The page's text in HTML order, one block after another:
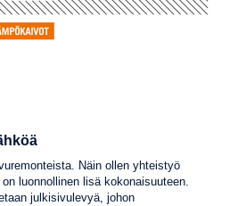
Näin ollen yhteistyö
luonnollinen lisä kokonaisuuteen.
julkisivulevyä, johon